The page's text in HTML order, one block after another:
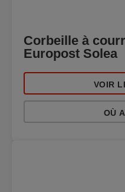
Corbeille à
Europost Solea
VOIR
OÙ